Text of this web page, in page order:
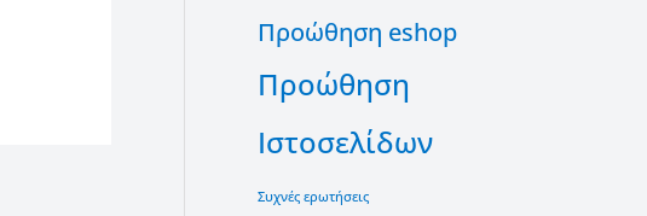
Προώθηση eshop
Προώθηση
Ιστοσελίδων
Συχνές ερωτήσεις